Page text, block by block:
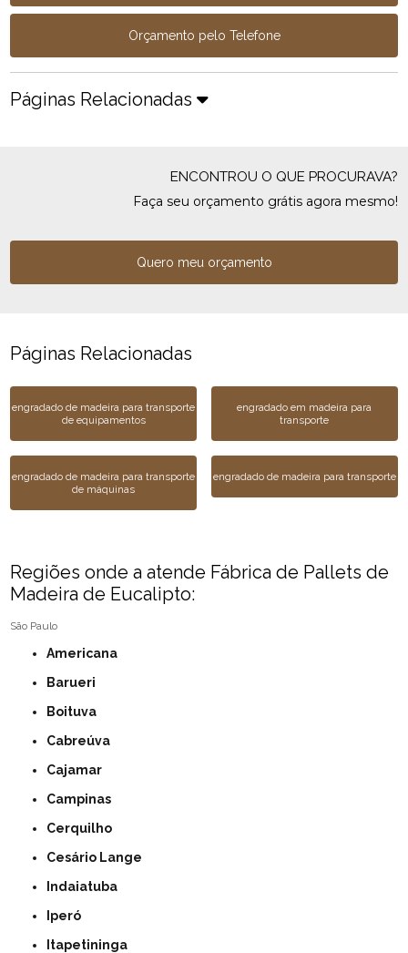
Orçamento pelo Telefone
Páginas Relacionadas
ENCONTROU O QUE PROCURAVA?
Faça seu orçamento grátis agora mesmo!
Quero meu orçamento
Páginas Relacionadas
engradado de madeira para transporte
de equipamentos
engradado em madeira para
transporte
engradado de madeira para transporte
de máquinas
engradado de madeira para transporte
Regiões onde a atende Fábrica de Pallets de
Madeira de Eucalipto:
São Paulo
Americana
Barueri
Boituva
Cabreúva
Cajamar
Campinas
Cerquilho
Cesário Lange
Indaiatuba
Iperó
Itapetininga